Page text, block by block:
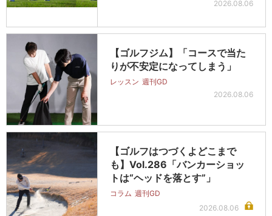
2026.08.06
【ゴルフジム】「コースで当た
りが不安定になってしまう」
レッスン 週刊GD
2026.08.06
【ゴルフはつづくよどこまで
も】Vol.286「バンカーショッ
トは“ヘッドを落とす”」
コラム 週刊GD
2026.08.06